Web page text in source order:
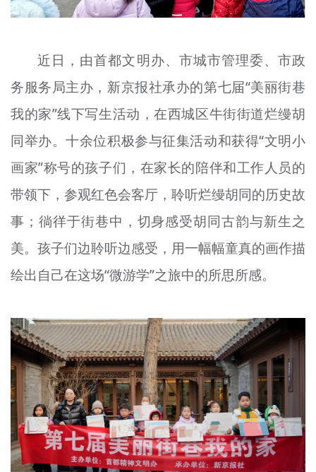
近日，由首都文明办、市城市管理委、市政
务服务局主办，新京报社承办的第七届“美丽街巷
我的家”线下写生活动，在西城区牛街街道烂缦胡
同举办。十余位积极参与征集活动和获得“文明小
画家”称号的孩子们，在家长的陪伴和工作人员的
带领下，参观红色会客厅，聆听烂缦胡同的历史故
事；徜徉于街巷中，切身感受胡同古韵与新生之
美。孩子们边聆听边感受，用一幅幅童真的画作描
绘出自己在这场“微游学”之旅中的所思所感。